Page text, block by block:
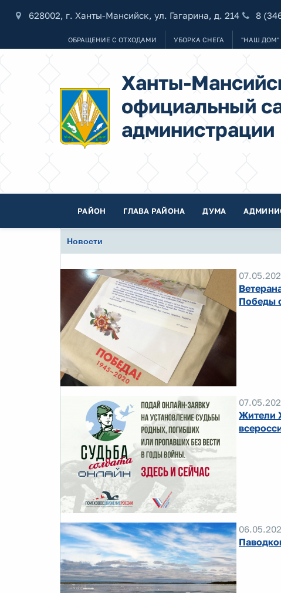
628002, г. Ханты-Мансийск, ул. Гагарина, д. 214 8
ОБРАЩЕНИЕ С ОТХОДАМИ УБОРКА СНЕГА "НАШ ДОМ"
Ханты-
официальный
администрации
РАЙОН ГЛАВА РАЙОНА ДУМА
Новости
Победы
Жители